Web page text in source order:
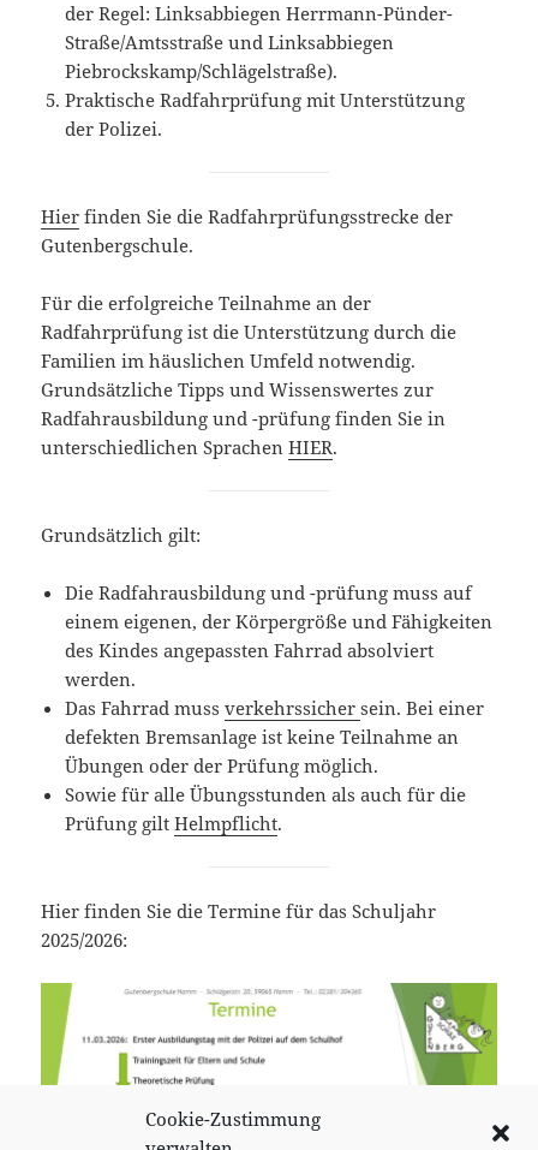
Cookie-Zustimmung
der Regel: Linksabbiegen Herrmann-Pünder-
Straße/Amtsstraße und Linksabbiegen
Piebrockskamp/Schlägelstraße).
Praktische Radfahrprüfung mit Unterstützung
der Polizei.
Hier finden Sie die Radfahrprüfungsstrecke der
Gutenbergschule.
Für die erfolgreiche Teilnahme an der
Radfahrprüfung ist die Unterstützung durch die
Familien im häuslichen Umfeld notwendig.
Grundsätzliche Tipps und Wissenswertes zur
Radfahrausbildung und -prüfung finden Sie in
unterschiedlichen SprachenHIER.
Grundsätzlich gilt:
Die Radfahrausbildung und -prüfung muss auf
einem eigenen, der Körpergröße und Fähigkeiten
des Kindes angepassten Fahrrad absolviert
werden.
Das Fahrrad mussverkehrssichersein. Bei einer
defekten Bremsanlage ist keine Teilnahme an
Übungen oder der Prüfung möglich.
Sowie für alle Übungsstunden als auch für die
Prüfung giltHelmpflicht.
Hier finden Sie die Termine für das Schuljahr
2025/2026: